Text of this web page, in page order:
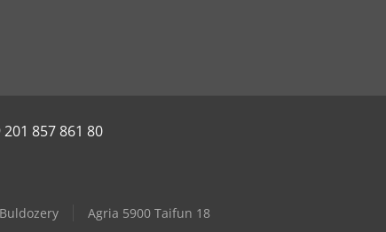
201 857 861 80
Buldozery Agria 5900 Taifun 18